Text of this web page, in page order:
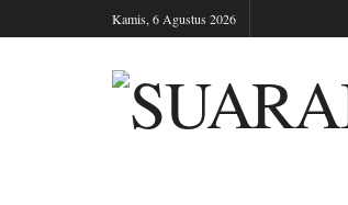
Kamis, 6 Agustus 2026